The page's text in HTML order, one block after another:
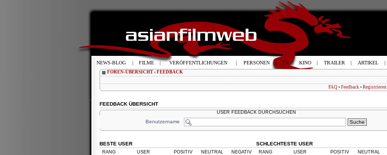
FOREN-ÜBERSICHT ‹ FEEDBACK
FAQ • Feedback • Registrieren
FEEDBACK ÜBERSICHT
USER FEEDBACK DURCHSUCHEN
Benutzername
BESTE USER
RANG USER POSITIV NEUTRAL NEGATIV
SCHLECHTESTE USER
RANG USER POSITIV NEUTRAL
NEWS-BLOG | FILME | VERÖFFENTLICHUNGEN | PERSONEN | TV | KINO | TRAILER | ARTIKEL |